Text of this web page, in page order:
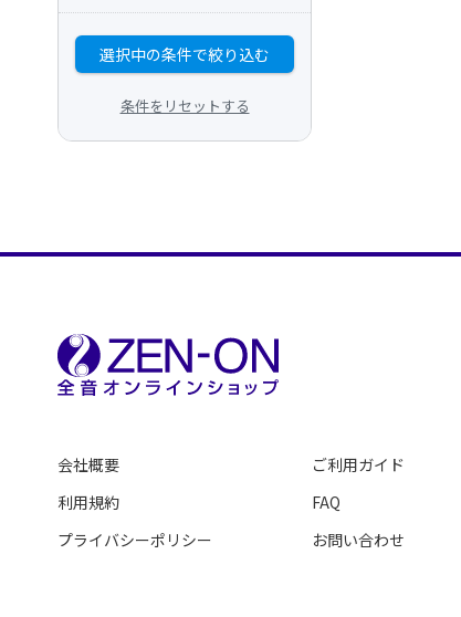
選択中の条件で絞り込む
条件をリセットする
会社概要
利用規約
プライバシーポリシー
ご利用ガイド
FAQ
お問い合わせ